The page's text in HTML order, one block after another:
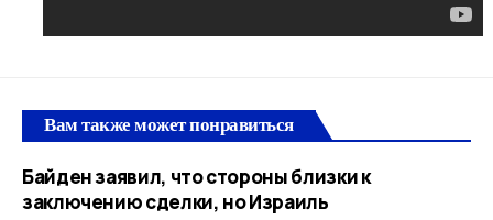
Вам также может понравиться
Байден заявил, что стороны близки к
заключению сделки, но Израиль